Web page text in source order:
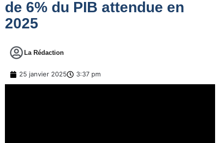
de 6% du PIB attendue en
2025
La Rédaction
25 janvier 2025 3:37 pm